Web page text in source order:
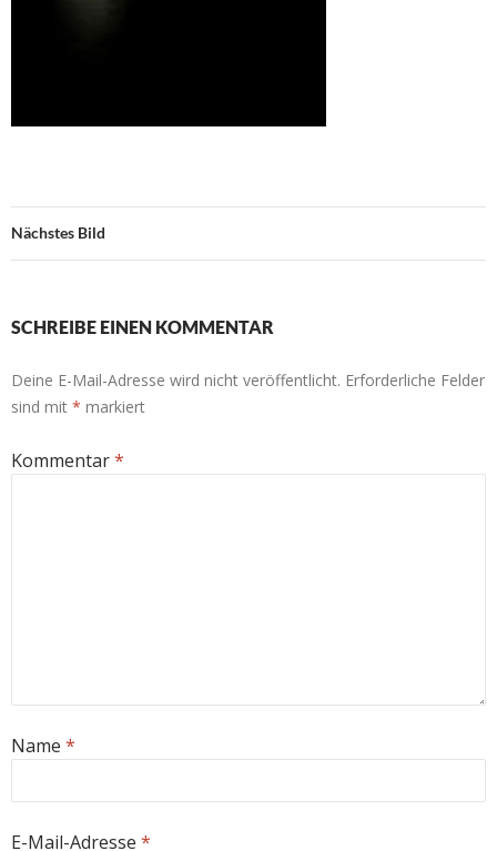
Nächstes Bild
SCHREIBE EINEN KOMMENTAR
Deine E-Mail-Adresse wird nicht veröffentlicht. Erforderliche Felder
sind mit * markiert
Kommentar*
Name *
E-Mail-Adresse *